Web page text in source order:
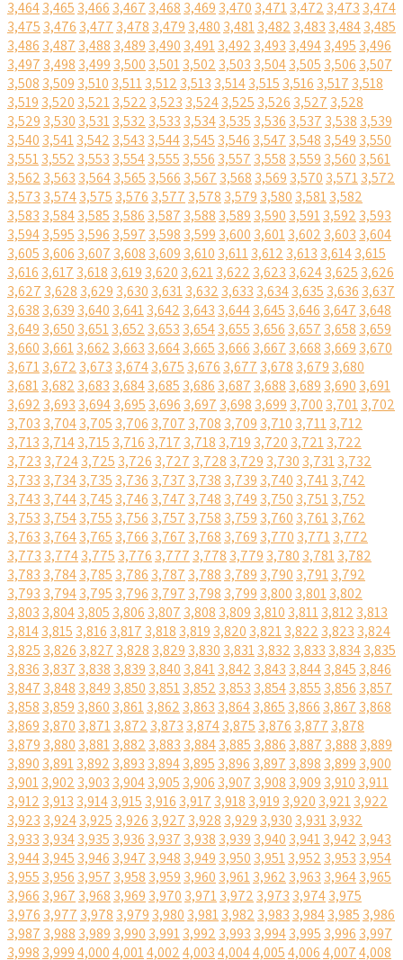
3,4643,465 3,466 3,467 3,468 3,469 3,470 3,4713,472 3,473 3,474
3,475 3,476 3,477 3,478 3,479 3,480 3,4813,482 3,483 3,4843,485
3,486 3,487 3,488 3,489 3,490 3,4913,492 3,493 3,4943,495 3,496
3,497 3,498 3,499 3,500 3,5013,502 3,503 3,5043,505 3,506 3,507
3,508 3,509 3,510 3,5113,512 3,513 3,5143,515 3,516 3,517 3,518
3,519 3,520 3,5213,522 3,523 3,5243,525 3,526 3,527 3,528
3,529 3,530 3,5313,532 3,533 3,5343,535 3,536 3,537 3,538 3,539
3,540 3,5413,542 3,543 3,5443,545 3,546 3,547 3,548 3,549 3,550
3,5513,552 3,553 3,5543,555 3,556 3,557 3,558 3,559 3,560 3,561
3,562 3,563 3,5643,565 3,566 3,567 3,568 3,569 3,570 3,5713,572
3,573 3,5743,575 3,576 3,577 3,578 3,579 3,580 3,5813,582
3,583 3,5843,585 3,586 3,587 3,588 3,589 3,590 3,5913,592 3,593
3,5943,595 3,596 3,597 3,598 3,599 3,600 3,6013,602 3,603 3,604
3,605 3,606 3,607 3,608 3,609 3,610 3,6113,612 3,613 3,6143,615
3,616 3,617 3,618 3,619 3,620 3,6213,622 3,623 3,6243,625 3,626
3,627 3,628 3,629 3,630 3,6313,632 3,633 3,6343,635 3,636 3,637
3,638 3,639 3,640 3,6413,642 3,643 3,6443,645 3,646 3,647 3,648
3,649 3,650 3,6513,652 3,653 3,6543,655 3,656 3,657 3,658 3,659
3,660 3,6613,662 3,663 3,6643,665 3,666 3,667 3,668 3,669 3,670
3,6713,672 3,673 3,6743,675 3,676 3,677 3,678 3,679 3,680
3,6813,682 3,683 3,6843,685 3,686 3,687 3,688 3,689 3,690 3,691
3,692 3,693 3,6943,695 3,696 3,697 3,698 3,699 3,700 3,7013,702
3,703 3,7043,705 3,706 3,707 3,708 3,709 3,710 3,7113,712
3,713 3,7143,715 3,716 3,717 3,718 3,719 3,720 3,7213,722
3,723 3,7243,725 3,726 3,727 3,728 3,729 3,730 3,7313,732
3,733 3,7343,735 3,736 3,737 3,738 3,739 3,740 3,7413,742
3,743 3,7443,745 3,746 3,747 3,748 3,749 3,750 3,7513,752
3,753 3,7543,755 3,756 3,757 3,758 3,759 3,760 3,7613,762
3,763 3,7643,765 3,766 3,767 3,768 3,769 3,770 3,7713,772
3,773 3,7743,775 3,776 3,777 3,778 3,779 3,780 3,7813,782
3,783 3,7843,785 3,786 3,787 3,788 3,789 3,790 3,7913,792
3,793 3,7943,795 3,796 3,797 3,798 3,799 3,800 3,8013,802
3,803 3,8043,805 3,806 3,807 3,808 3,809 3,810 3,8113,812 3,813
3,8143,815 3,816 3,817 3,818 3,819 3,820 3,8213,822 3,823 3,824
3,825 3,826 3,827 3,828 3,829 3,830 3,8313,832 3,833 3,8343,835
3,836 3,837 3,838 3,839 3,840 3,8413,842 3,843 3,8443,845 3,846
3,847 3,848 3,849 3,850 3,8513,852 3,853 3,8543,855 3,856 3,857
3,858 3,859 3,860 3,8613,862 3,863 3,8643,865 3,866 3,867 3,868
3,869 3,870 3,8713,872 3,873 3,8743,875 3,876 3,877 3,878
3,879 3,880 3,8813,882 3,883 3,8843,885 3,886 3,887 3,888 3,889
3,890 3,8913,892 3,893 3,8943,895 3,896 3,897 3,898 3,899 3,900
3,9013,902 3,903 3,9043,905 3,906 3,907 3,908 3,909 3,910 3,911
3,912 3,913 3,9143,915 3,916 3,917 3,918 3,919 3,920 3,9213,922
3,923 3,9243,925 3,926 3,927 3,928 3,929 3,930 3,9313,932
3,933 3,9343,935 3,936 3,937 3,938 3,939 3,940 3,9413,942 3,943
3,9443,945 3,946 3,947 3,948 3,949 3,950 3,9513,952 3,953 3,954
3,955 3,956 3,957 3,958 3,959 3,960 3,9613,962 3,963 3,9643,965
3,966 3,967 3,968 3,969 3,970 3,9713,972 3,973 3,9743,975
3,976 3,977 3,978 3,979 3,980 3,9813,982 3,983 3,9843,985 3,986
3,987 3,988 3,989 3,990 3,9913,992 3,993 3,9943,995 3,996 3,997
3,998 3,9994,0004,0014,0024,0034,0044,0054,0064,0074,008